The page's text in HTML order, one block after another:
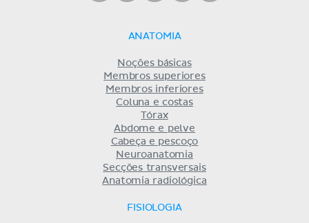
ANATOMIA
Noções básicas
Membros superiores
Membros inferiores
Coluna e costas
Tórax
Abdome e pelve
Cabeça e pescoço
Neuroanatomia
Secções transversais
Anatomia radiológica
FISIOLOGIA